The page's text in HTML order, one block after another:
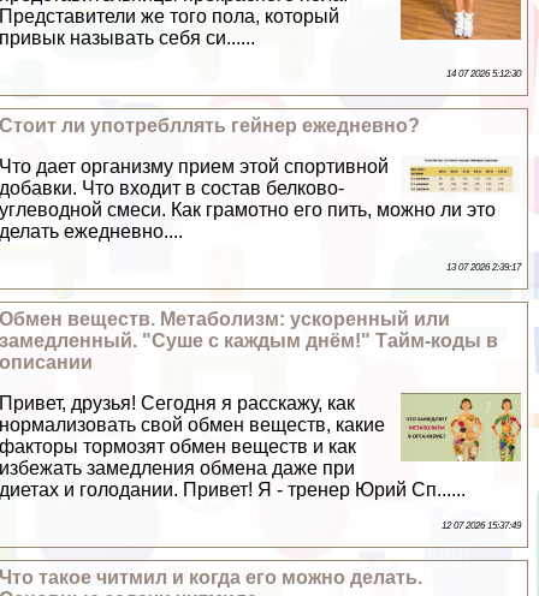
Представители же того пола, который
привык называть себя си......
14 07 2026 5:12:30
Стоит ли употрeбллять гeйнер ежедневно?
Что дает организму прием этой спортивной
добавки. Что входит в состав белково-
углеводной смеси. Как грамотно его пить, можно ли это
делать ежедневно....
13 07 2026 2:39:17
Обмен веществ. Метаболизм: ускоренный или
замедленный. "Суше с каждым днём!" Тайм-коды в
описании
Привет, друзья! Сегодня я расскажу, как
нормализовать свой обмен веществ, какие
факторы тормозят обмен веществ и как
избежать замедления обмена даже при
диетах и голодании. Привет! Я - тренер Юрий Сп......
12 07 2026 15:37:49
Что такое читмил и когда его можно делать.